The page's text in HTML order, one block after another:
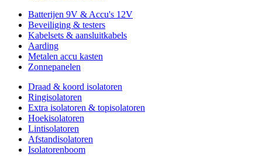
Batterijen 9V & Accu's 12V
Beveiliging & testers
Kabelsets & aansluitkabels
Aarding
Metalen accu kasten
Zonnepanelen
Draad & koord isolatoren
Ringisolatoren
Extra isolatoren & topisolatoren
Hoekisolatoren
Lintisolatoren
Afstandisolatoren
Isolatorenboom